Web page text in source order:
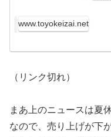
www.toyokeizai.net
（リンク切れ）
まあ上のニュースは夏
なので、売り上げが下